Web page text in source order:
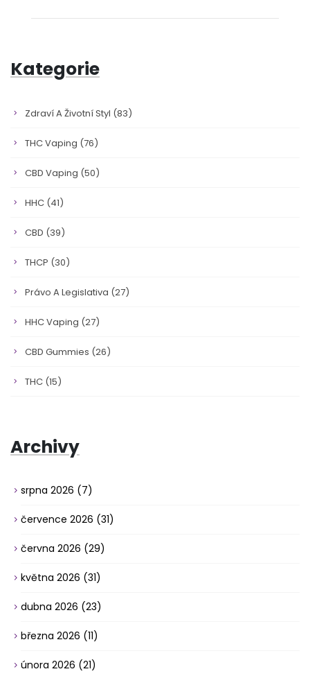
Kategorie
Zdraví A Životní Styl (83)
THC Vaping (76)
CBD Vaping (50)
HHC (41)
CBD (39)
THCP (30)
Právo A Legislativa (27)
HHC Vaping (27)
CBD Gummies (26)
THC (15)
Archivy
srpna 2026 (7)
července 2026 (31)
června 2026 (29)
května 2026 (31)
dubna 2026 (23)
března 2026 (11)
února 2026 (21)